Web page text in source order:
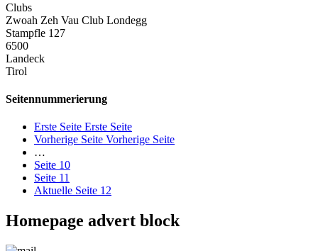
Clubs
Zwoah Zeh Vau Club Londegg
Stampfle 127
6500
Landeck
Tirol
Seitennummerierung
Erste Seite Erste Seite
Vorherige Seite Vorherige Seite
…
Seite 10
Seite 11
Aktuelle Seite 12
Homepage advert block